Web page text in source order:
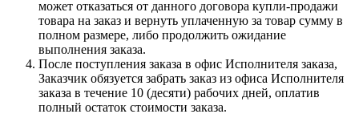
может отказаться от данного договора купли-продажи
товара на заказ и вернуть уплаченную за товар сумму в
полном размере, либо продолжить ожидание
выполнения заказа.
После поступления заказа в офис Исполнителя заказа,
Заказчик обязуется забрать заказ из офиса Исполнителя
заказа в течение 10 (десяти) рабочих дней, оплатив
полный остаток стоимости заказа.